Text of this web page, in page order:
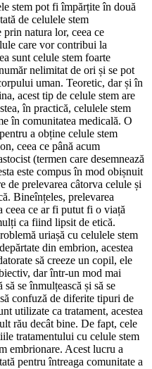
stem pot fi împărțite în două
de celulele stem
natura lor, ceea ce
care vor contribui la
sunt celule stem foarte
nelimitat de ori și se pot
uman. Teoretic, dar și în
acest tip de celule stem are
în practică, celulele stem
în comunitatea medicală. O
a obține celule stem
ceea ce până acum
(termen care desemnează
este compus în mod obișnuit
de prelevarea câtorva celule și
Bineînțeles, prelevarea
ceea ce ar fi putut fi o viață
ca fiind lipsit de etică.
uriașă cu celulele stem
din embrion, acestea
să creeze un copil, ele
dar într-un mod mai
se înmulțească și să se
confuză de diferite tipuri de
utilizate ca tratament, acestea
rău decât bine. De fapt, cele
tratamentului cu celule stem
embrionare. Acest lucru a
pentru întreaga comunitate a